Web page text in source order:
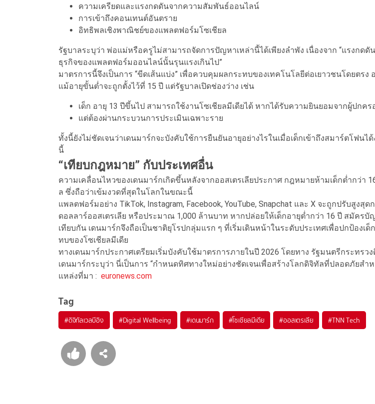
ความเครียดและแรงกดดันจากความสัมพันธ์ออนไลน์
การเข้าถึงคอนเทนต์อันตราย
อิทธิพลเชิงพาณิชย์ของแพลตฟอร์มโซเชียล
รัฐบาลระบุว่า พ่อแม่หรือครูไม่สามารถจัดการปัญหาเหล่านี้ได้เพียงลำพัง เนื่องจาก “แรงกดดั
ธุรกิจของแพลตฟอร์มออนไลน์นั้นรุนแรงเกินไป”
มาตรการนี้จึงเป็นการ “ขีดเส้นแบ่ง” เพื่อควบคุมผลกระทบของเทคโนโลยีต่อเยาวชนโดยตรง
แม้อายุขั้นต่ำจะถูกตั้งไว้ที่ 15 ปี แต่รัฐบาลเปิดช่องว่าง เช่น
เด็ก อายุ 13 ปีขึ้นไป สามารถใช้งานโซเชียลมีเดียได้ หากได้รับความยินยอมจากผู้ปกคร
แต่ต้องผ่านกระบวนการประเมินเฉพาะราย
ทั้งนี้ยังไม่ชัดเจนว่าเดนมาร์กจะบังคับใช้การยืนยันอายุอย่างไรในเมื่อเด็กเข้าถึงสมาร์ตโฟนไ
นี้
“เทียบกฎหมาย” กับประเทศอื่น
ความเคลื่อนไหวของเดนมาร์กเกิดขึ้นหลังจากออสเตรเลียประกาศ กฎหมายห้ามเด็กต่ำกว่า
ล ซึ่งถือว่าเข้มงวดที่สุดในโลกในขณะนี้
แพลตฟอร์มอย่าง TikTok, Instagram, Facebook, YouTube, Snapchat และ X จะถูกปรับสูงสุด
ดอลลาร์ออสเตรเลีย หรือประมาณ 1,000 ล้านบาท หากปล่อยให้เด็กอายุต่ำกว่า 16 ปี สมัครบั
เทียบกัน เดนมาร์กจึงถือเป็นชาติยุโรปกลุ่มแรก ๆ ที่เริ่มเดินหน้าในระดับประเทศเพื่อปกป้องเด็
ทบของโซเชียลมีเดีย
ทางเดนมาร์กประกาศเตรียมเริ่มบังคับใช้มาตรการภายในปี 2026 โดยทาง รัฐมนตรีกระทรว
เดนมาร์กระบุว่า นี่เป็นการ “กำหนดทิศทางใหม่อย่างชัดเจนเพื่อสร้างโลกดิจิทัลที่ปลอดภัยสำห
แหล่งที่มา : euronews.com
Tag
#ดิจิทัลเวลบีอิง #Digital Wellbeing #เดนมาร์ก #โซเชียลมีเดีย #ออสเตรเลีย #TNN Tech